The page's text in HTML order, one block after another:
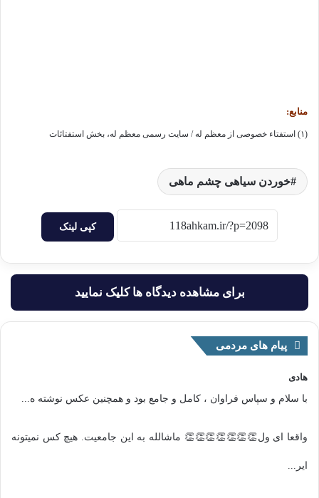
منابع:
(۱) استفتاء خصوصی از معظم له / سایت رسمی معظم له، بخش استفتائات
خوردن سیاهی چشم ماهی
کپی لینک
برای مشاهده دیدگاه ها کلیک نمایید
پیام های مردمی
هادی
با سلام و سپاس فراوان ، کامل و جامع بود و همچنین عکس نوشته ه...
واقعا ای ول👏👏👏👏👏👏👏 ماشالله به این جامعیت. هیچ کس نمیتونه
ایر...